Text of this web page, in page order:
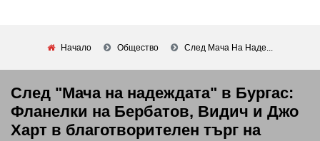
Начало Общество След Мача На Наде...
След "Мача на надеждата" в Бургас:
Фланелки на Бербатов, Видич и Джо
Харт в благотворителен търг на